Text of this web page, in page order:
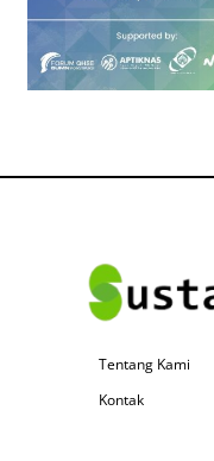
Tentang Kami
Kontak